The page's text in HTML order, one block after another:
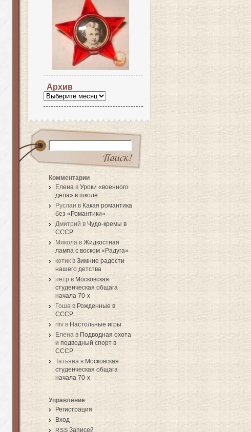
Архив
Комментарии
Елена в Уроки «военного
дела» в школе
Руслан в Какая романтика
без «Романтики»
Дмитрий в Чудо-кремы в
СССР
Микола в Жидкостная
лампа с воском «Радуга»
котик в Зимние радости
нашего детства
петр в Московская
студенческая общага
начала 70-х
Гоша в Рожденные в
СССР
niv в Настольные игры
Елена в Подводная охота
и подводный спорт в
СССР
Татьяна в Московская
студенческая общага
начала 70-х
Управление
Регистрация
Вход
RSS Записей